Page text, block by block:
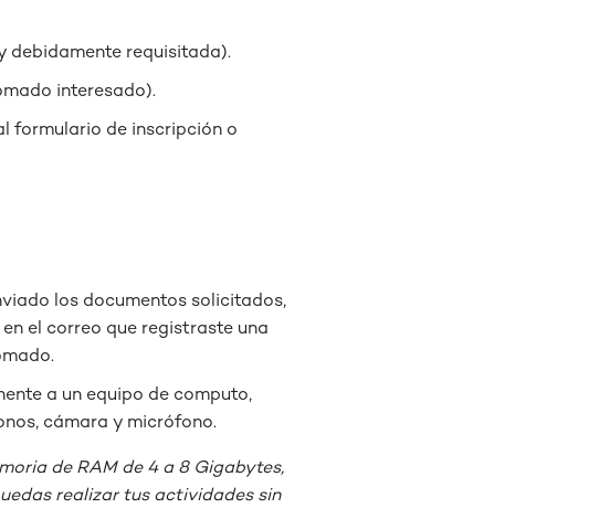
debidamente requisitada).
interesado).
formulario de inscripción o
los documentos solicitados,
el correo que registraste una
a un equipo de computo,
cámara y micrófono.
de RAM de 4 a 8 Gigabytes,
realizar tus actividades sin